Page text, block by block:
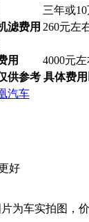
三年或
滤费用 260元左
用
4000元
供参考 具体费
汽车
好
为车实拍图，